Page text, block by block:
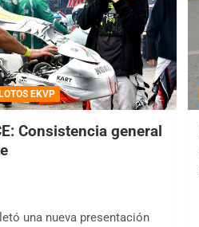
EKVP
Consistencia general
una nueva presentación